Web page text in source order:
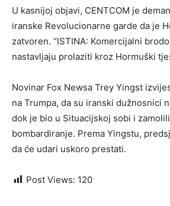
U kasnijoj objavi, CENTCOM je
iranske Revolucionarne garde da je
zatvoren. “ISTINA: Komercijalni
nastavljaju prolaziti kroz Hormuški
Novinar Fox Newsa Trey Yingst
na Trumpa, da su iranski dužnosnici
dok je bio u Situacijskoj sobi i
bombardiranje. Prema Yingstu,
da će udari uskoro prestati.
Post Views: 120